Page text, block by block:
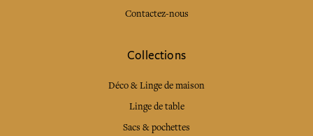
Contactez-nous
Collections
Déco & Linge de maison
Linge de table
Sacs & pochettes